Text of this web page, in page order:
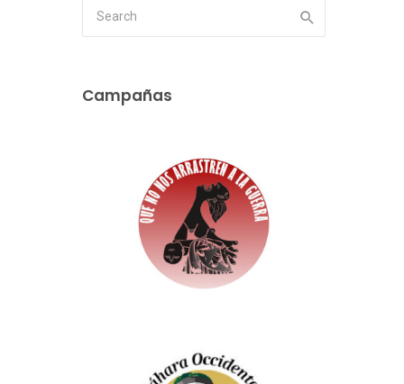
Campañas